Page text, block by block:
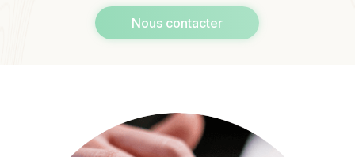
Nous contacter